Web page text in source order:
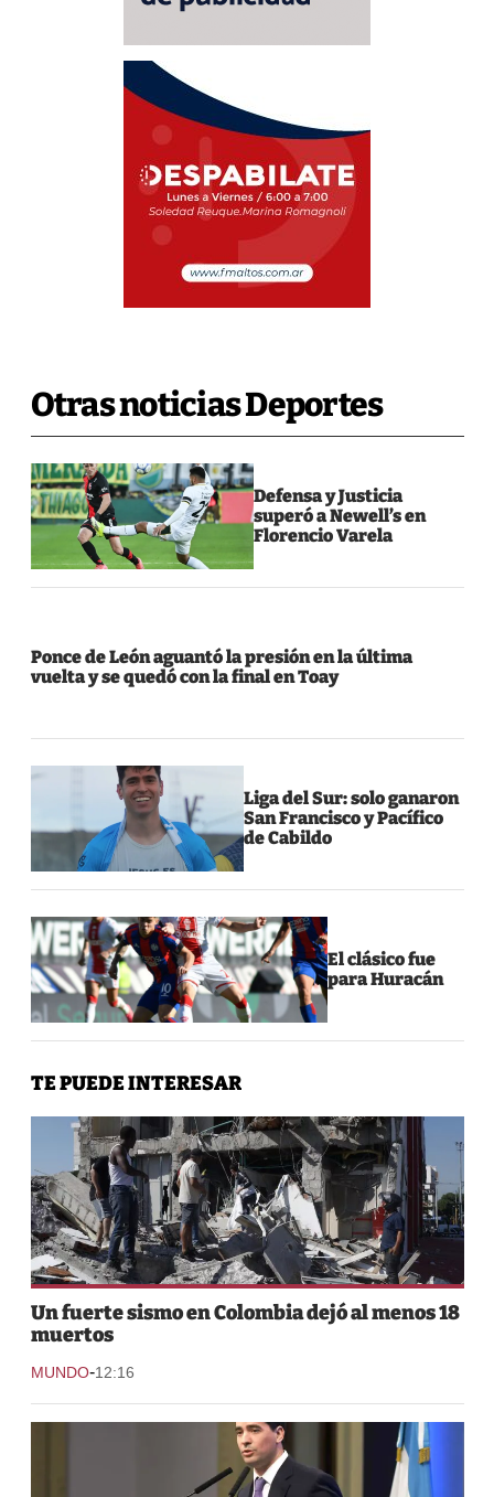
Otras noticias Deportes
Defensa y Justicia
superó a Newell’s en
Florencio Varela
Ponce de León aguantó la presión en la última
vuelta y se quedó con la final en Toay
Liga del Sur: solo ganaron
San Francisco y Pacífico
de Cabildo
El clásico fue
para Huracán
TE PUEDE INTERESAR
Un fuerte sismo en Colombia dejó al menos 18
muertos
MUNDO-12:16